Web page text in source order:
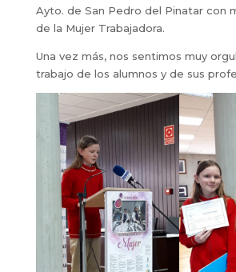
Ayto. de San Pedro del Pinatar con
de la Mujer Trabajadora.
Una vez más, nos sentimos muy
trabajo de los alumnos y de sus